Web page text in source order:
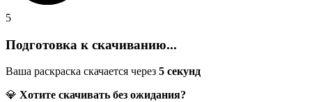
5
Подготовка к скачиванию...
Ваша раскраска скачается через 5 секунд
💎 Хотите скачивать без ожидания?